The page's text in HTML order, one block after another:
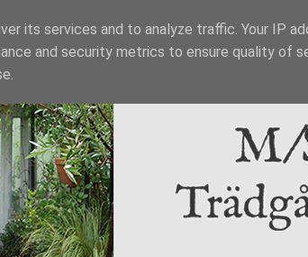
its services and to analyze traffic. Your IP
and security metrics to ensure quality of